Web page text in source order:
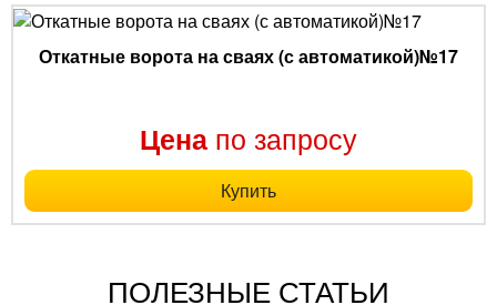
Откатные ворота на сваях (с автоматикой)№17
Цена по запросу
Купить
ПОЛЕЗНЫЕ СТАТЬИ